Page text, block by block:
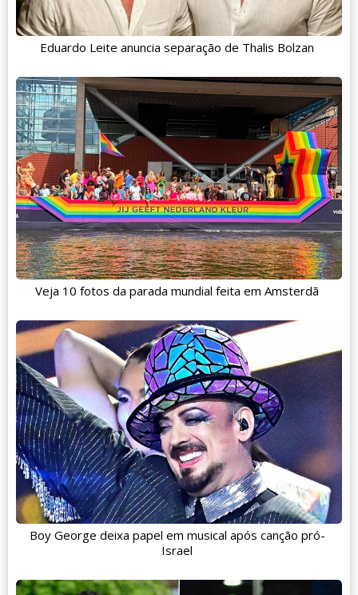
Eduardo Leite anuncia separação de Thalis Bolzan
Veja 10 fotos da parada mundial feita em Amsterdã
Boy George deixa papel em musical após canção pró-
Israel